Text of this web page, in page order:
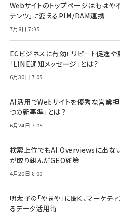
Webサイトのトップページはもはや
テンツ」に変えるPIM/DAM連携
7月8日 7:05
ECビジネスに有効！ リピート促進
「LINE通知メッセージ」とは？
6月30日 7:05
AI活用でWebサイトを優秀な営業
つの新基準」とは？
6月24日 7:05
検索上位でもAI Overviewsに出な
が取り組んだGEO施策
4月20日 8:00
明太子の「やまや」に聞く、マーケテ
るデータ活用術